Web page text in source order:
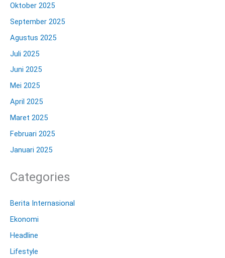
Oktober 2025
September 2025
Agustus 2025
Juli 2025
Juni 2025
Mei 2025
April 2025
Maret 2025
Februari 2025
Januari 2025
Categories
Berita Internasional
Ekonomi
Headline
Lifestyle